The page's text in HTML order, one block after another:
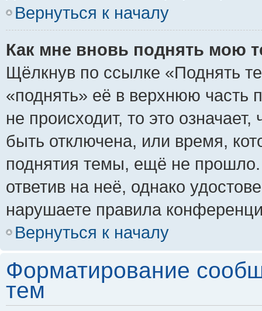
Вернуться к началу
Как мне вновь поднять мою
Щёлкнув по ссылке «Поднять
«поднять» её в верхнюю часть
не происходит, то это
быть отключена, или время,
поднятия темы, ещё не
ответив на неё, однако
нарушаете правила
Вернуться к началу
Форматирование
тем